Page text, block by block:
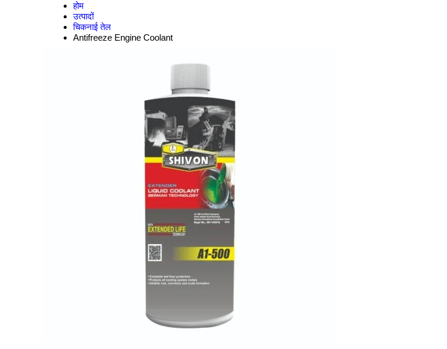
होम
उत्पादों
चिकनाई तेल
Antifreeze Engine Coolant